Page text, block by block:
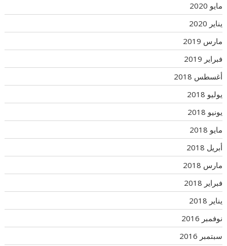
مايو 2020
يناير 2020
مارس 2019
فبراير 2019
أغسطس 2018
يوليو 2018
يونيو 2018
مايو 2018
أبريل 2018
مارس 2018
فبراير 2018
يناير 2018
نوفمبر 2016
سبتمبر 2016